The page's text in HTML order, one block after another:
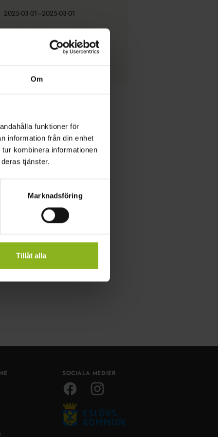
Om
funktioner för
information från din enhet
kombinera informationen
tjänster.
Marknadsföring
Tillåt alla
2025-03-01–2025-03-01
www.hembygd.se/jons-henriksson
info@karlxistenar.se
073 808 4869
SOCIALA MEDIER
Facebook